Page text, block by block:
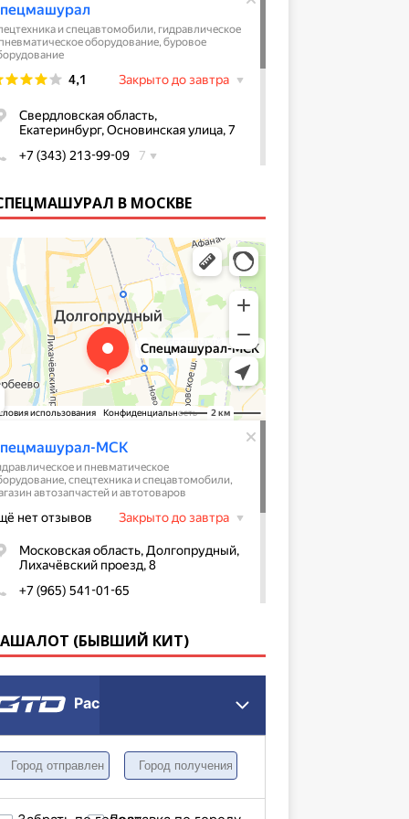
В МОСКВЕ
(БЫВШИЙ КИТ)
Расчет грузоперевозки